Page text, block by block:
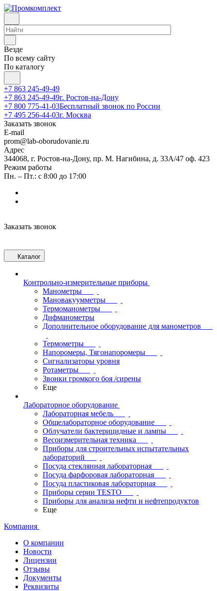
Везде
По всему сайту
По каталогу
+7 863 245-49-49
+7 863 245-49-49г. Ростов-на-Дону
+7 800 775-41-03Бесплатный звонок по России
+7 495 256-44-03г. Москва
Заказать звонок
E-mail
prom@lab-oborudovanie.ru
Адрес
344068, г. Ростов-на-Дону, пр. М. Нагибина, д. 33А/47 оф. 423
Режим работы
Пн. – Пт.: с 8:00 до 17:00
Заказать звонок
Каталог
Контрольно-измерительные приборы
Манометры
Мановакуумметры
Термоманометры
Дифманометры
Дополнительное оборудование для манометров
Термометры
Напоромеры, Тягонапоромеры
Сигнализаторы уровня
Ротаметры
Звонки громкого боя /сирены
Еще
Лабораторное оборудование
Лабораторная мебель
Общелабораторное оборудование
Облучатели бактерицидные и лампы
Весоизмерительная техника
Приборы для строительных испытательных
лабораторий
Посуда стеклянная лабораторная
Посуда фарфоровая лабораторная
Посуда пластиковая лабораторная
Приборы серии TESTO
Приборы для анализа нефти и нефтепродуктов
Еще
Компания
О компании
Новости
Лицензии
Отзывы
Документы
Реквизиты